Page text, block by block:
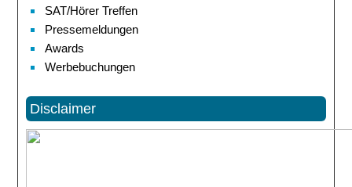
SAT/Hörer Treffen
Pressemeldungen
Awards
Werbebuchungen
Disclaimer